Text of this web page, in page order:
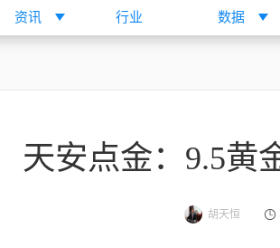
资讯 行业 数据
天安点金：9.5黄
胡天恒